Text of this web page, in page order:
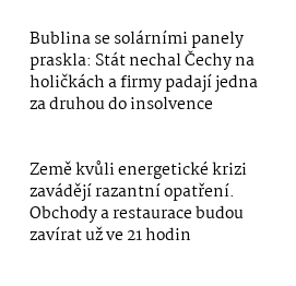
Bublina se solárními panely
praskla: Stát nechal Čechy na
holičkách a firmy padají jedna
za druhou do insolvence
Země kvůli energetické krizi
zavádějí razantní opatření.
Obchody a restaurace budou
zavírat už ve 21 hodin